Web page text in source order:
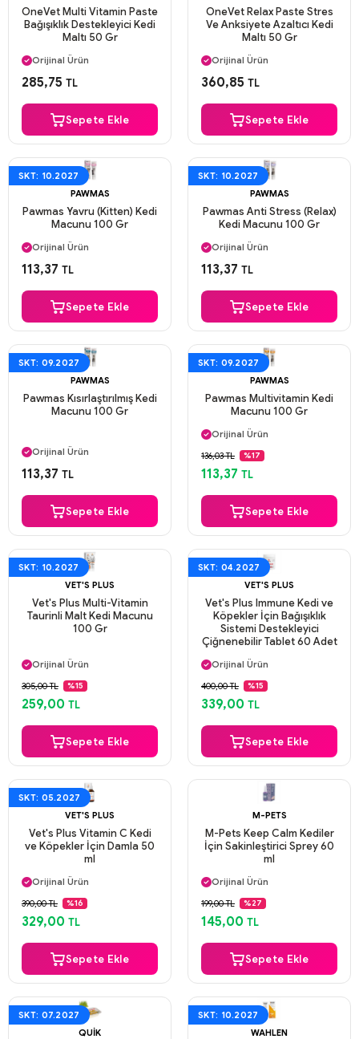
OneVet Multi Vitamin Paste
Bağışıklık Destekleyici Kedi
Maltı 50 Gr
Aynı Gün Kargo
Orijinal Ürün
Güvenli Ödeme
285,75 TL
Sepete Ekle
OneVet Relax Paste Stres
Ve Anksiyete Azaltıcı Kedi
Maltı 50 Gr
Aynı Gün Kargo
Orijinal Ürün
Güvenli Ödeme
360,85 TL
Sepete Ekle
SKT: 10.2027
PAWMAS
Pawmas Yavru (Kitten) Kedi
Macunu 100 Gr
Aynı Gün Kargo
Orijinal Ürün
Güvenli Ödeme
113,37 TL
Sepete Ekle
SKT: 10.2027
PAWMAS
Pawmas Anti Stress (Relax)
Kedi Macunu 100 Gr
Aynı Gün Kargo
Orijinal Ürün
Güvenli Ödeme
113,37 TL
Sepete Ekle
SKT: 09.2027
PAWMAS
Pawmas Kısırlaştırılmış Kedi
Macunu 100 Gr
Orijinal Ürün
Güvenli Ödeme
113,37 TL
Sepete Ekle
SKT: 09.2027
PAWMAS
Pawmas Multivitamin Kedi
Macunu 100 Gr
Aynı Gün Kargo
Orijinal Ürün
Güvenli Ödeme
Aynı Gün Kargo
136,03 TL %17
113,37 TL
Sepete Ekle
SKT: 10.2027
VET'S PLUS
Vet's Plus Multi-Vitamin
Taurinli Malt Kedi Macunu
100 Gr
Orijinal Ürün
Güvenli Ödeme
Aynı Gün Kargo
305,00 TL %15
259,00 TL
Sepete Ekle
SKT: 04.2027
VET'S PLUS
Vet's Plus Immune Kedi ve
Köpekler İçin Bağışıklık
Sistemi Destekleyici
Çiğnenebilir Tablet 60 Adet
Aynı Gün Kargo
Orijinal Ürün
Güvenli Ödeme
Aynı Gün Kargo
400,00 TL %15
339,00 TL
Sepete Ekle
SKT: 05.2027
VET'S PLUS
Vet's Plus Vitamin C Kedi
ve Köpekler İçin Damla 50
ml
Aynı Gün Kargo
Orijinal Ürün
Güvenli Ödeme
Aynı Gün Kargo
390,00 TL %16
329,00 TL
Sepete Ekle
M-PETS
M-Pets Keep Calm Kediler
İçin Sakinleştirici Sprey 60
ml
Aynı Gün Kargo
Orijinal Ürün
Güvenli Ödeme
Aynı Gün Kargo
199,00 TL %27
145,00 TL
Sepete Ekle
SKT: 07.2027
QUIK
SKT: 10.2027
WAHLEN